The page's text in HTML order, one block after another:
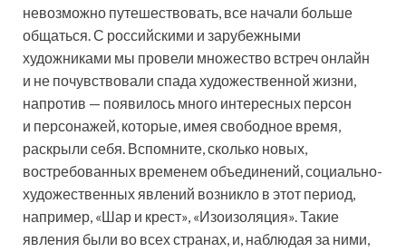
невозможно путешествовать, все начали больше
общаться. С российскими и зарубежными
художниками мы провели множество встреч онлайн
и не почувствовали спада художественной жизни,
напротив — появилось много интересных персон
и персонажей, которые, имея свободное время,
раскрыли себя. Вспомните, сколько новых,
востребованных временем объединений, социально-
художественных явлений возникло в этот период,
например, «Шар и крест», «Изоизоляция». Такие
явления были во всех странах, и, наблюдая за ними,